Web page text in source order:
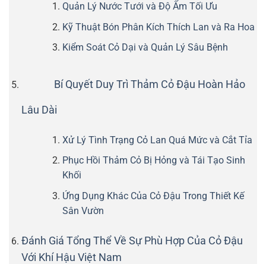
Quản Lý Nước Tưới và Độ Ẩm Tối Ưu
Kỹ Thuật Bón Phân Kích Thích Lan và Ra Hoa
Kiểm Soát Cỏ Dại và Quản Lý Sâu Bệnh
Bí Quyết Duy Trì Thảm Cỏ Đậu Hoàn Hảo
Lâu Dài
Xử Lý Tình Trạng Cỏ Lan Quá Mức và Cắt Tỉa
Phục Hồi Thảm Cỏ Bị Hỏng và Tái Tạo Sinh
Khối
Ứng Dụng Khác Của Cỏ Đậu Trong Thiết Kế
Sân Vườn
Đánh Giá Tổng Thể Về Sự Phù Hợp Của Cỏ Đậu
Với Khí Hậu Việt Nam